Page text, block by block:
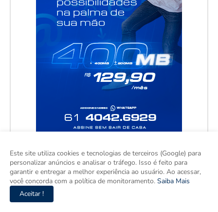
Este site utiliza cookies e tecnologias de terceiros (Google) para
personalizar anúncios e analisar o tráfego. Isso é feito para
garantir e entregar a melhor experiência ao usuário. Ao acessar,
você concorda com a política de monitoramento. Saiba Mais
Aceitar !